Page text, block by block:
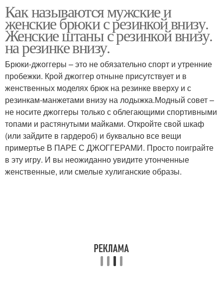
Женский пиджак Женские пиджаки
Как называются мужские и
женские брюки с резинкой внизу.
Женские штаны с резинкой внизу.
на резинке внизу.
Брюки-джоггеры – это не обязательно спорт и утренние
пробежки. Крой джоггер отныне присутствует и в
женственных моделях брюк на резинке вверху и с
резинкам-манжетами внизу на лодыжка.Модный совет –
не носите джоггеры только с облегающими спортивными
топами и растянутыми майками. Откройте свой шкаф
(или зайдите в гардероб) и буквально все вещи
примертье В ПАРЕ С ДЖОГГЕРАМИ. Просто поиграйте
в эту игру. И вы неожиданно увидите утонченные
женственные, или смелые хулиганские образы.